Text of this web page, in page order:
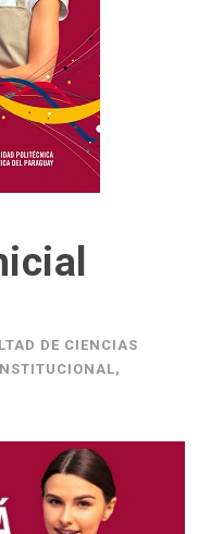
DE CIENCIAS
,